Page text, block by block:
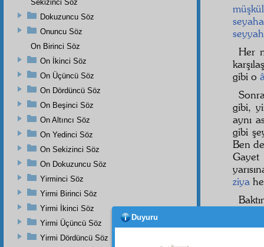
seyyah
Her
gibi o
gibi,
aynı
gibi
Ben
ziya
Sekizinci Söz
Dokuzuncu Söz
Onuncu Söz
On Birinci Söz
On İkinci Söz
On Üçüncü Söz
On Dördüncü Söz
On Beşinci Söz
On Altıncı Söz
On Yedinci Söz
On Sekizinci Söz
On Dokuzuncu Söz
Yirminci Söz
Yirmi Birinci Söz
Yirmi İkinci Söz
Yirmi Üçüncü Söz
Yirmi Dördüncü Söz
Duyuru